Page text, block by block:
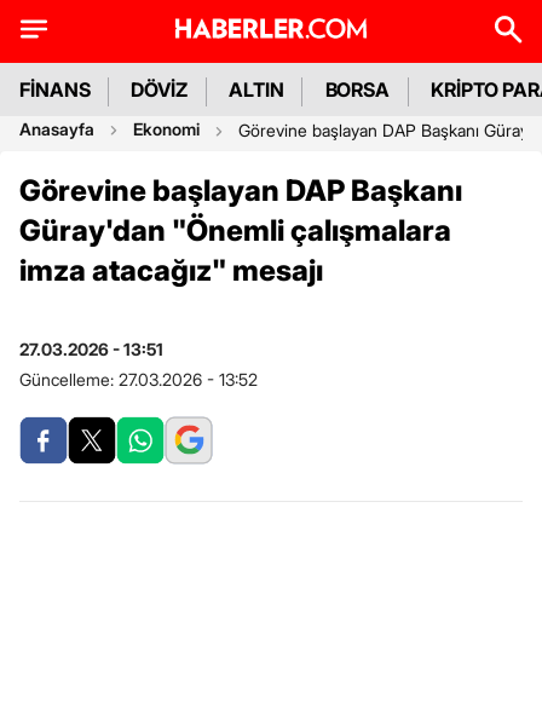
FİNANS DÖVİZ ALTIN BORSA KRİPTO
Anasayfa Ekonomi Görevine başlayan DAP Başkanı
Görevine başlayan DAP Başkanı
Güray'dan "Önemli çalışmalara
imza atacağız" mesajı
27.03.2026 - 13:51
Güncelleme: 27.03.2026 - 13:52